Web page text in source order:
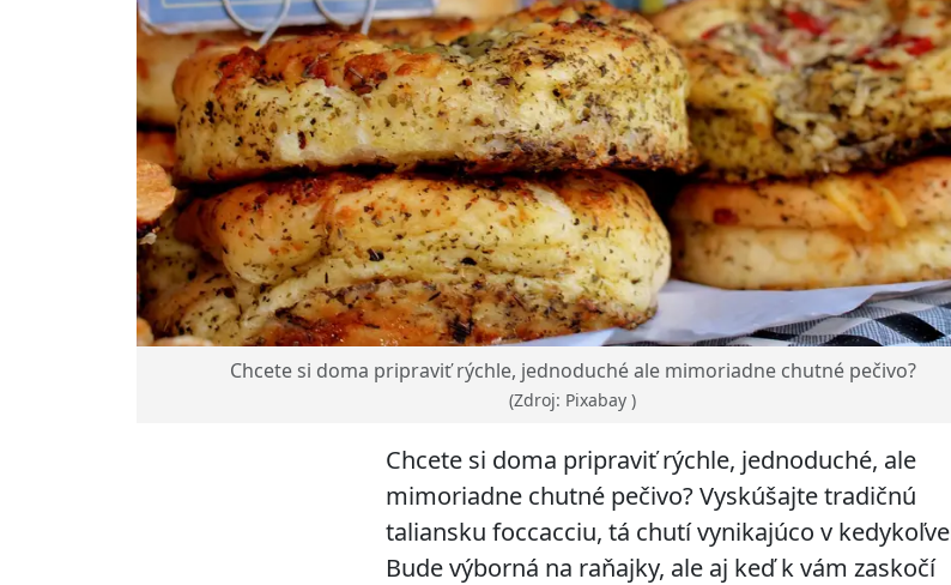
Chcete si doma pripraviť rýchle, jednoduché ale mimoriadne chutné pečivo?
(Zdroj: Pixabay )
Chcete si doma pripraviť rýchle, jednoduché, ale
mimoriadne chutné pečivo? Vyskúšajte tradičnú
taliansku foccacciu, tá chutí vynikajúco v
Bude výborná na raňajky, ale aj keď k vám zaskočí